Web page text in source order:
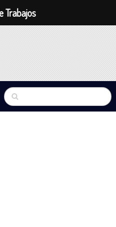
Trabajos